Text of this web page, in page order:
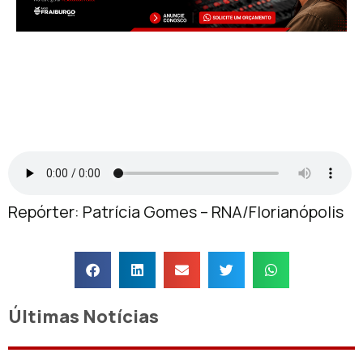
Repórter: Patrícia Gomes – RNA/Florianópolis
Últimas Notícias